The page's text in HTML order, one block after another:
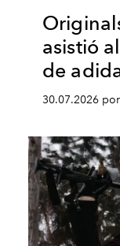
asistió
de
30.07.2026